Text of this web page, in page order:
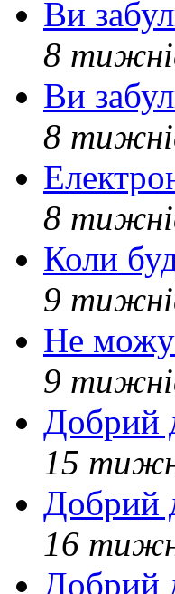
Ви
8
Ви
8
8
Коли
9
Не можу
9
Добрий
15
Добрий
16
Добрий